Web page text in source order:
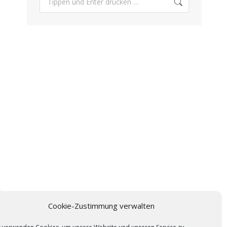
Cookie-Zustimmung verwalten